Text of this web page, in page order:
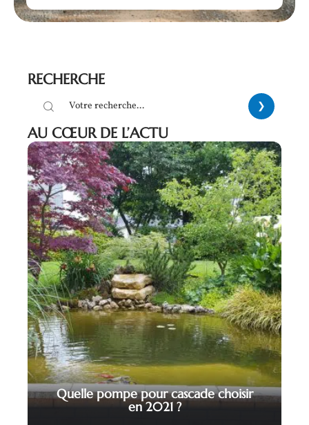
RECHERCHE
AU CŒUR DE L’ACTU
Quelle pompe pour cascade choisir
en 2021 ?